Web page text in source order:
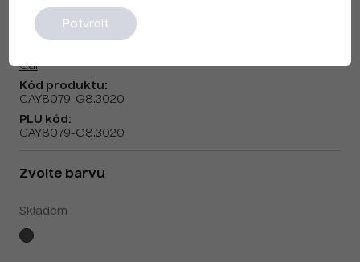
Cai F240308 Trafic Red
Cai
Kód produktu:
CAY8079-G8.3020
PLU kód:
CAY8079-G8.3020
Zvolte barvu
Skladem
Potvrdit